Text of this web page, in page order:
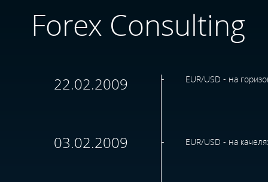
Forex Consulting
22.02.2009 EUR/USD - на
03.02.2009 EUR/USD - на